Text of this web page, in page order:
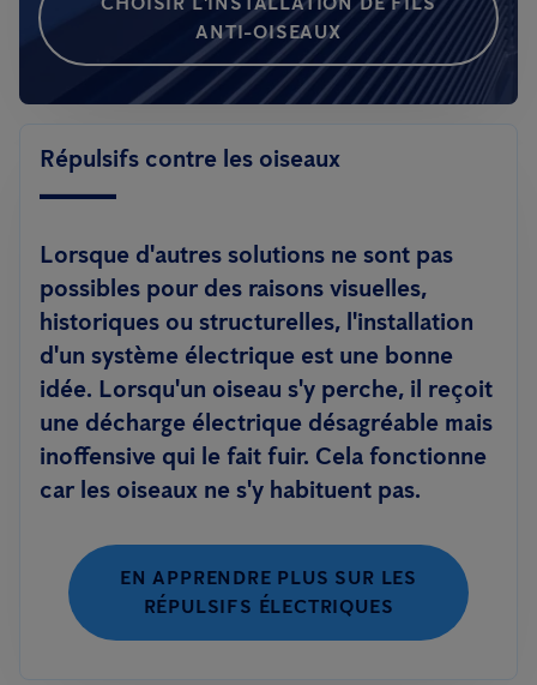
ANTI-OISEAUX
Répulsifs contre les oiseaux
Lorsque d'autres solutions ne sont pas
possibles pour des raisons visuelles,
historiques ou structurelles, l'installation
d'un système électrique est une bonne
idée. Lorsqu'un oiseau s'y perche, il reçoit
une décharge électrique désagréable mais
inoffensive qui le fait fuir. Cela fonctionne
car les oiseaux ne s'y habituent pas.
EN APPRENDRE PLUS SUR LES
RÉPULSIFS ÉLECTRIQUES